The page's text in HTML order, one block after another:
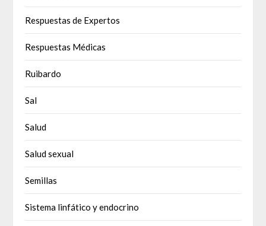
Respuestas de Expertos
Respuestas Médicas
Ruibardo
Sal
Salud
Salud sexual
Semillas
Sistema linfático y endocrino